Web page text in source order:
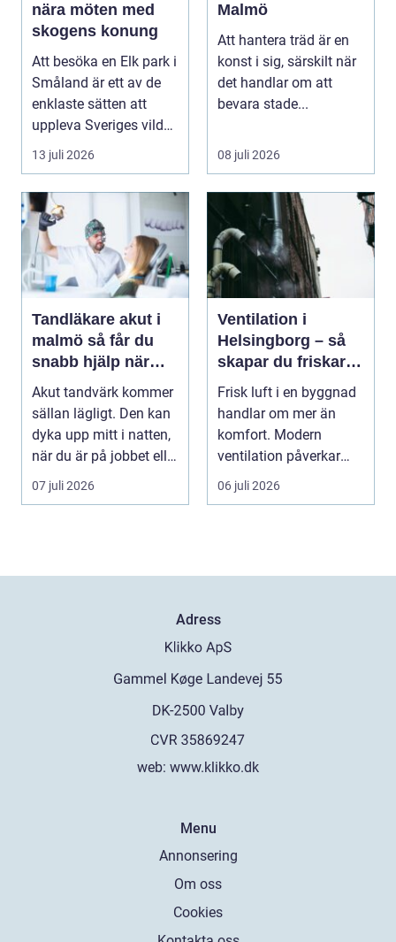
nära möten med
skogens konung
Att besöka en Elk park i
Småland är ett av de
enklaste sätten att
uppleva Sveriges vilda
hjärta på n...
13 juli 2026
Malmö
Att hantera träd är en
konst i sig, särskilt när
det handlar om att
bevara stade...
08 juli 2026
Tandläkare akut i
malmö så får du
snabb hjälp när
tanden krisar
Akut tandvärk kommer
sällan lägligt. Den kan
dyka upp mitt i natten,
när du är på jobbet eller
preci...
07 juli 2026
Ventilation i
Helsingborg – så
skapar du friskare
byggnader och
lägre
energikostnader
Frisk luft i en byggnad
handlar om mer än
komfort. Modern
ventilation påverkar
hälsa...
06 juli 2026
Adress
web: www.klikko.dk
Menu
Annonsering
Om oss
Cookies